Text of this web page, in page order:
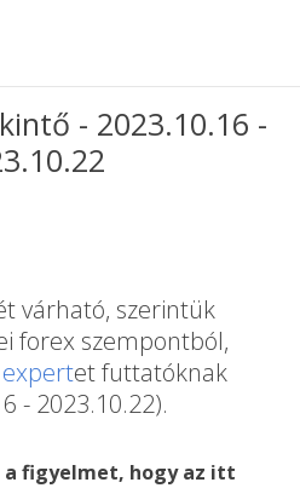
- 2023.10.16 -
várható, szerintük
forex szempontból,
et futtatóknak
- 2023.10.22).
figyelmet, hogy az itt